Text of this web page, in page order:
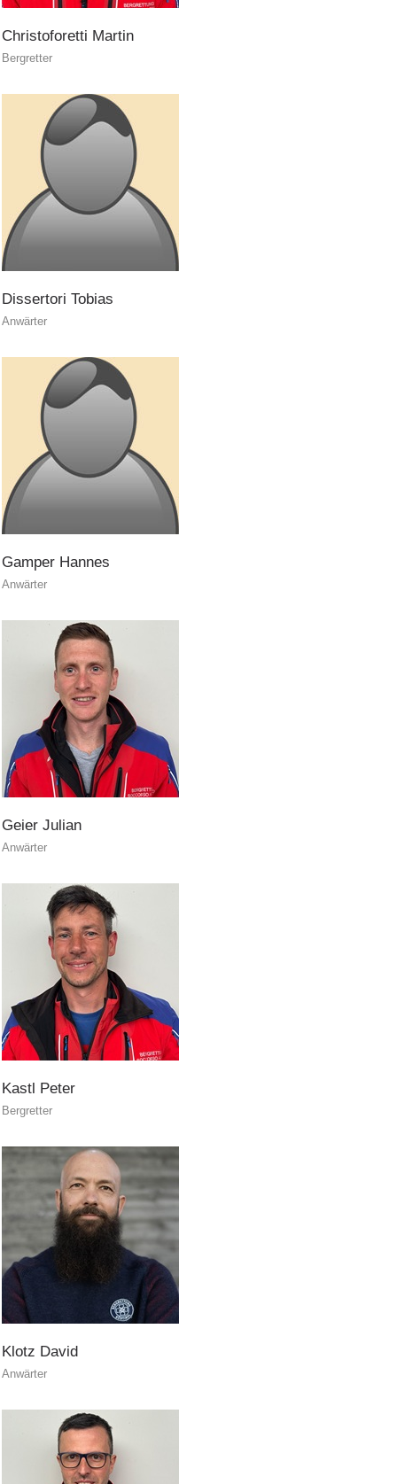
Formazione
ATTIVITÁ
Soccorso in montagna
Christoforetti Martin
Bergretter
Dissertori Tobias
Anwärter
Gamper Hannes
Anwärter
Geier Julian
Anwärter
Kastl Peter
Bergretter
Klotz David
Anwärter